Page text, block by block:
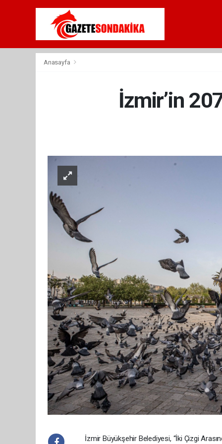
Anasayfa
İzmir’in
İzmir Büyükşehir Belediyesi, “İki Çizgi